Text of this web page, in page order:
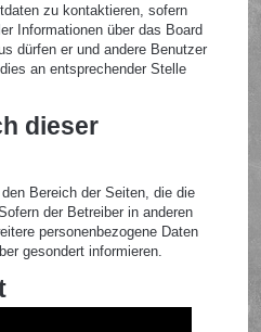
zu kontaktieren, sofern
Informationen über das Board
dürfen er und andere Benutzer
an entsprechender Stelle
dieser
Bereich der Seiten, die die
der Betreiber in anderen
personenbezogene Daten
gesondert informieren.